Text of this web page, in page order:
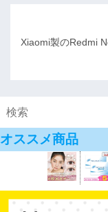
Xiaomi製のRedmi
オススメ商品